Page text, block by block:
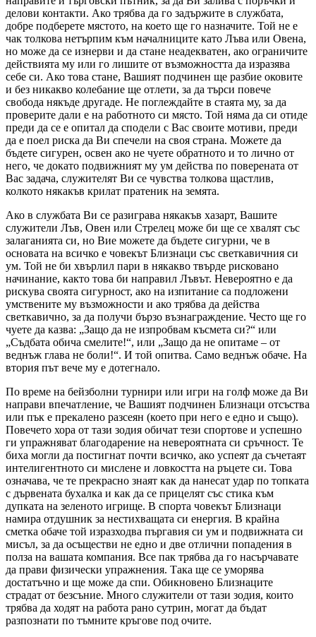
делови контакти. Ако трябва да го задържите в службата,
добре подберете мястото, на което ще го назначите. Той не е
чак толкова нетърпим към началниците като Лъва или Овена,
но може да се изнерви и да стане неадекватен, ако ограничите
действията му или го лишите от възможността да изразява
себе си. Ако това стане, Вашият подчинен ще разбие оковите
и без никакво колебание ще отлети, за да търси повече
свобода някъде другаде. Не поглеждайте в стаята му, за да
проверите дали е на работното си място. Той няма да си отиде
преди да се е опитал да сподели с Вас своите мотиви, преди
да е поел риска да Ви спечели на своя страна. Можете да
бъдете сигурен, освен ако не чуете обратното и то лично от
него, че докато подвижният му ум действа по поверената от
Вас задача, служителят Ви се чувства толкова щастлив,
колкото някакъв крилат пратеник на земята.
Ако в службата Ви се разиграва някакъв хазарт, Вашите
служители Лъв, Овен или Стрелец може би ще се хвалят със
залаганията си, но Вие можете да бъдете сигурни, че в
основата на всичко е човекът Близнаци със светкавичния си
ум. Той не би хвърлил пари в някакво твърде рисковано
начинание, както това би направил Лъвът. Невероятно е да
рискува своята сигурност, ако на изпитание са подложени
умствените му възможности и ако трябва да действа
светкавично, за да получи бързо възнаграждение. Често ще го
чуете да казва:
Защо да не изпробвам късмета си?
или
Съдбата обича смелите! , или
Защо да не опитаме – от
веднъж глава не боли! . И той опитва. Само веднъж обаче. На
втория път вече му е дотегнало.
По време на бейзболни турнири или игри на голф може да Ви
направи впечатление, че Вашият подчинен Близнаци отсъства
или пък е прекалено разсеян (което при него е едно и също).
Повечето хора от тази зодия обичат тези спортове и успешно
ги упражняват благодарение на невероятната си сръчност. Те
биха могли да постигнат почти всичко, ако успеят да съчетаят
интелигентното си мислене и ловкостта на ръцете си. Това
означава, че те прекрасно знаят как да нанесат удар по топката
с дървената бухалка и как да се прицелят със стика към
дупката на зеленото игрище. В спорта човекът Близнаци
намира отдушник за нестихващата си енергия. В крайна
сметка обаче той изразходва пъргавия си ум и подвижната си
мисъл, за да осъществи не едно и две отлични попадения в
полза на вашата компания. Все пак трябва да го насърчавате
да прави физически упражнения. Така ще се уморява
достатъчно и ще може да спи. Обикновено Близнаците
страдат от безсъние. Много служители от тази зодия, които
трябва да ходят на работа рано сутрин, могат да бъдат
разпознати по тъмните кръгове под очите.